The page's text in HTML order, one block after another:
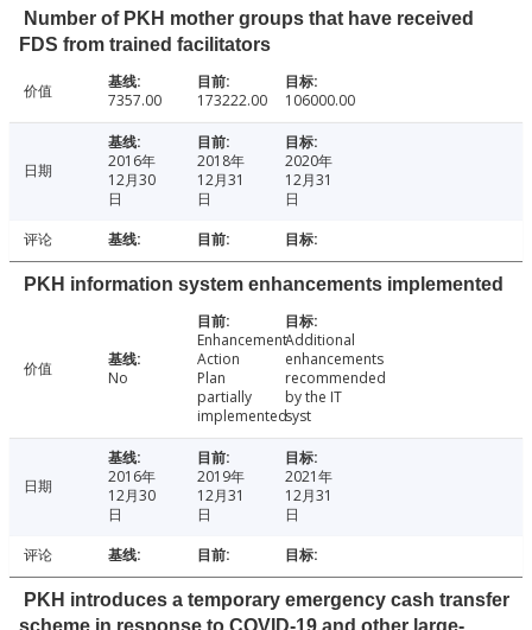
Number of PKH mother groups that have received
FDS from trained facilitators
价值 7357.00 173222.00 106000.00
日期
2016年
12月30
日
2018年
12月31
日
2020年
12月31
日
评论
PKH information system enhancements implemented
价值 No
Enhancement
Action
Plan
partially
implemented
Additional
enhancements
recommended
by the IT
syst
日期
2016年
12月30
日
2019年
12月31
日
2021年
12月31
日
评论
PKH introduces a temporary emergency cash transfer